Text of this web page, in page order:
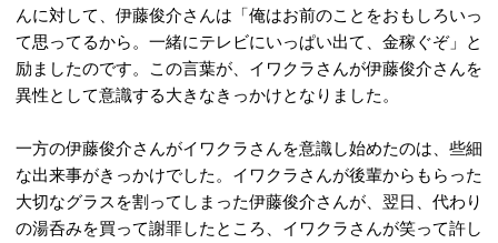
んに対して、伊藤俊介さんは「俺はお前のことをおもしろいっ
て思ってるから。一緒にテレビにいっぱい出て、金稼ぐぞ」と
励ましたのです。
この言葉が、イワクラさんが伊藤俊介さんを
異性として意識する大きなきっかけとなりました。
一方の伊藤俊介さんがイワクラさんを意識し始めたのは、些細
な出来事がきっかけでした。イワクラさんが後輩からもらった
大切なグラスを割ってしまった伊藤俊介さんが、翌日、代わり
の湯呑みを買って謝罪したところ、イワクラさんが笑って許し